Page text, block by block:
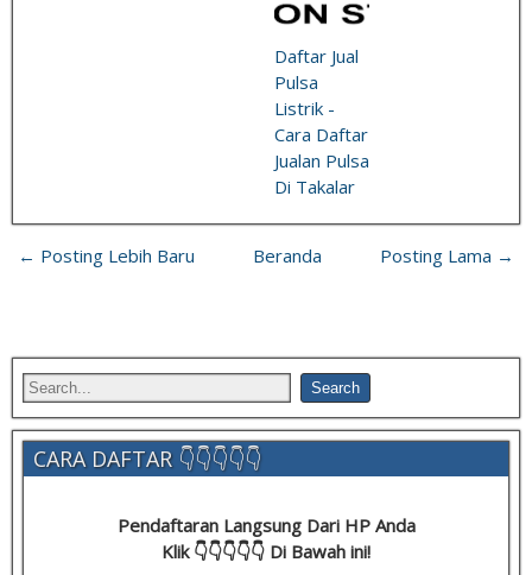
Daftar Jual
Pulsa
Listrik -
Cara Daftar
Jualan Pulsa
Di Takalar
← Posting Lebih Baru Posting Lama →
Beranda
CARA DAFTAR 👇👇👇👇👇
Pendaftaran Langsung Dari HP Anda
Klik 👇👇👇👇👇 Di Bawah ini!